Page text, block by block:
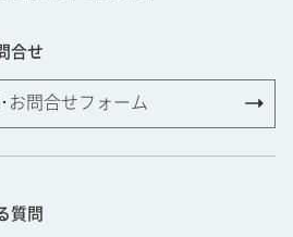
合せ
お問合せフォーム
質問